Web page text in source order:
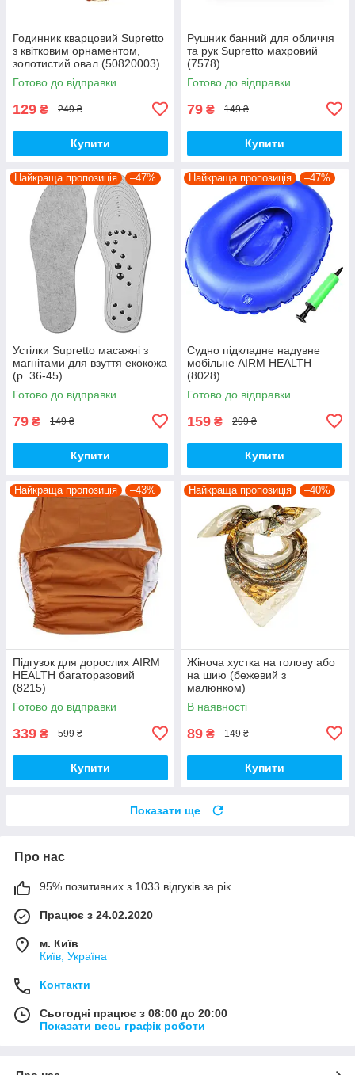
Годинник кварцовий Supretto
з квітковим орнаментом,
золотистий овал (50820003)
Готово до відправки
129 ₴ 249 ₴
Купити
Рушник банний для обличчя
та рук Supretto махровий
(7578)
Готово до відправки
79 ₴ 149 ₴
Купити
Найкраща пропозиція –47%
Устілки Supretto масажні з
магнітами для взуття екокожа
(р. 36-45)
Готово до відправки
79 ₴ 149 ₴
Купити
Найкраща пропозиція –47%
Судно підкладне надувне
мобільне AIRM HEALTH
(8028)
Готово до відправки
159 ₴ 299 ₴
Купити
Найкраща пропозиція –43%
Підгузок для дорослих AIRM
HEALTH багаторазовий
(8215)
Готово до відправки
339 ₴ 599 ₴
Купити
Найкраща пропозиція –40%
Жіноча хустка на голову або
на шию (бежевий з
малюнком)
В наявності
89 ₴ 149 ₴
Купити
Показати ще
Про нас
95% позитивних з 1033 відгуків за рік
Працює з 24.02.2020
м. Київ
Київ, Україна
Контакти
Сьогодні працює з 08:00 до 20:00
Показати весь графік роботи